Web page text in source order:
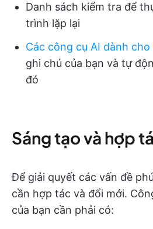
Danh sách kiểm tra để
trình lặp lại
Các công cụ AI dành
ghi chú của bạn và tự
đó
Sáng tạo và hợp
Để giải quyết các vấn đề
cần hợp tác và đổi mới.
của bạn cần phải có: